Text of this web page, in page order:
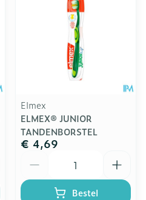
Elmex
ELMEX® JUNIOR
TANDENBORSTEL
€ 4,69
Bestel